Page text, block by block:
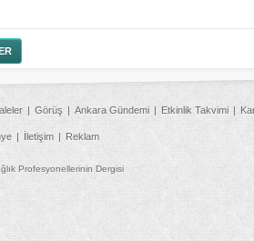
Görüş Ankara Gündemi Etkinlik Takvimi
İletişim Reklam
Profesyonellerinin Dergisi